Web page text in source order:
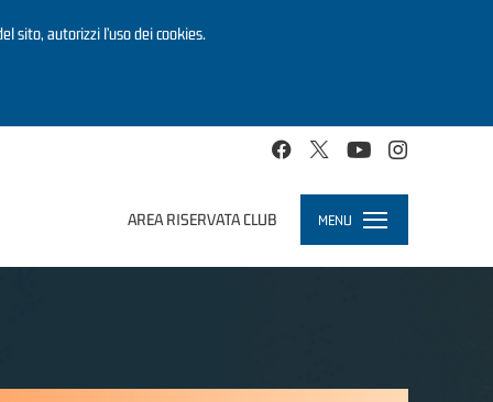
sito, autorizzi l’uso dei cookies.
AREA RISERVATA CLUB MENU
Toggle
navigation